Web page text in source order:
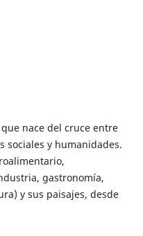
nace del cruce entre
sociales y humanidades.
gastronomía,
y sus paisajes, desde